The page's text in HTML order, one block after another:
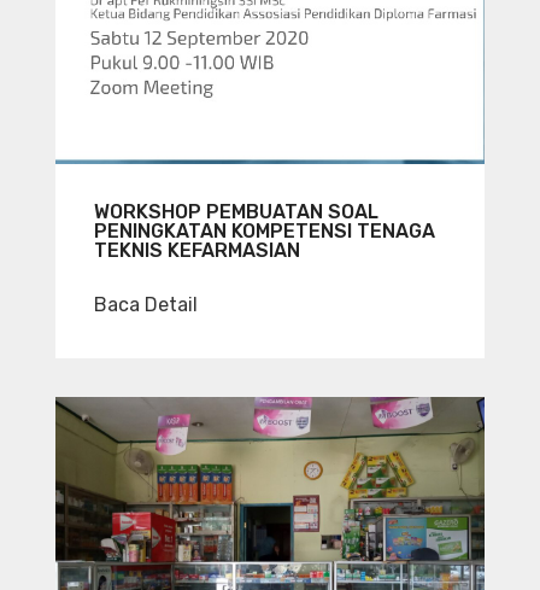
WORKSHOP PEMBUATAN SOAL
PENINGKATAN KOMPETENSI TENAGA
TEKNIS KEFARMASIAN
Baca Detail